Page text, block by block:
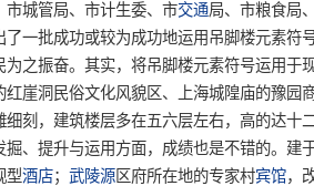
市城管局、市计生委、市交通局、市粮食局
了一批成功或较为成功地运用吊脚楼元素符
为之振奋。其实，将吊脚楼元素符号运用于
红崖洞民俗文化风貌区、上海城隍庙的豫园
细刻，建筑楼层多在五六层左右，高的达十
掘、提升与运用方面，成绩也是不错的。建
型酒店； 武陵源区府所在地的专家村宾馆，